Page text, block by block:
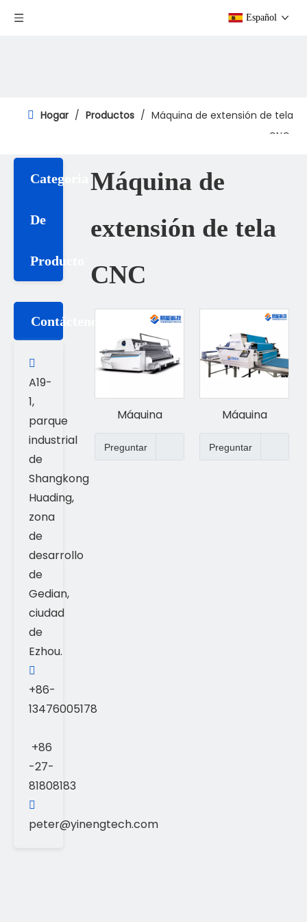
Español
Hogar / Productos / Máquina de extensión de tela
CNC
Categoria
De
Producto
Contáctenos

A19-
1,
parque
industrial
de
Shangkong
Huading,
zona
de
desarrollo
de
Gedian,
ciudad
de
Ezhou.

+86-
13476005178
+86
-27-
81808183

peter@yinengtech.com
Máquina de
extensión de tela
CNC
Máquina
automática
para extender
Preguntar
Máquina
esparcidora
automática KP-
Preguntar